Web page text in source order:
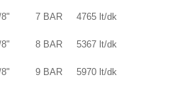
7 BAR
4765 lt/dk
8 BAR
5367 lt/dk
9 BAR
5970 lt/dk